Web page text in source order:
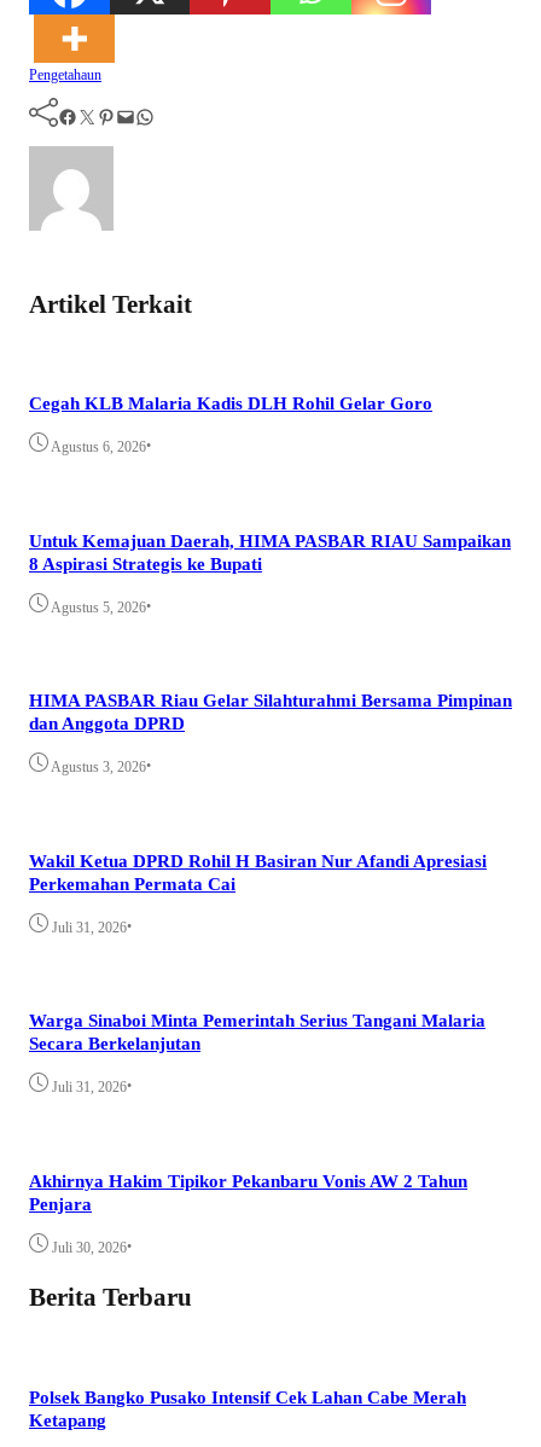
Pengetahaun
Facebook Twitter Pinterest Mail WhatsApp
Artikel Terkait
Cegah KLB Malaria Kadis DLH Rohil Gelar Goro
Agustus 6, 2026•
Untuk Kemajuan Daerah, HIMA PASBAR RIAU Sampaikan
8 Aspirasi Strategis ke Bupati
Agustus 5, 2026•
HIMA PASBAR Riau Gelar Silahturahmi Bersama Pimpinan
dan Anggota DPRD
Agustus 3, 2026•
Wakil Ketua DPRD Rohil H Basiran Nur Afandi Apresiasi
Perkemahan Permata Cai
Juli 31, 2026•
Warga Sinaboi Minta Pemerintah Serius Tangani Malaria
Secara Berkelanjutan
Juli 31, 2026•
Akhirnya Hakim Tipikor Pekanbaru Vonis AW 2 Tahun
Penjara
Juli 30, 2026•
Berita Terbaru
Polsek Bangko Pusako Intensif Cek Lahan Cabe Merah
Ketapang